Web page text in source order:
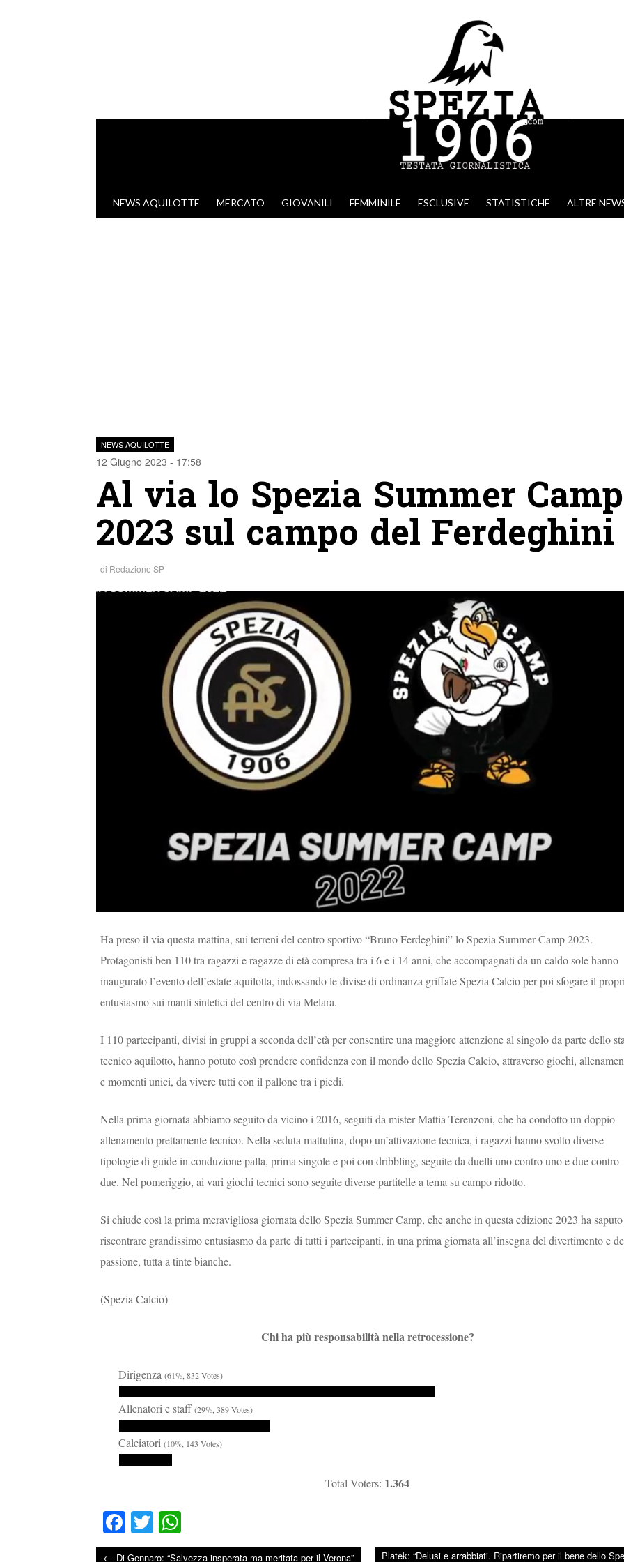
VAI AL CONTENUTO
NEWS AQUILOTTE MERCATO GIOVANILI FEMMINILE ESCLUSIVE STATISTICHE ALTRE
NEWS AQUILOTTE
12 Giugno 2023 - 17:58
Al via lo Spezia Summer Camp
2023 sul campo del Ferdeghini
di Redazione SP
Ha preso il via questa mattina, sui terreni del centro sportivo “Bruno Ferdeghini” lo Spezia Summer Camp 2023.
Protagonisti ben 110 tra ragazzi e ragazze di età compresa tra i 6 e i 14 anni, che accompagnati da un caldo sole hanno
inaugurato l’evento dell’estate aquilotta, indossando le divise di ordinanza griffate Spezia Calcio per poi sfogare il
entusiasmo sui manti sintetici del centro di via Melara.
I 110 partecipanti, divisi in gruppi a seconda dell’età per consentire una maggiore attenzione al singolo da parte dello
tecnico aquilotto, hanno potuto così prendere confidenza con il mondo dello Spezia Calcio, attraverso giochi,
e momenti unici, da vivere tutti con il pallone tra i piedi.
Nella prima giornata abbiamo seguito da vicino i 2016, seguiti da mister Mattia Terenzoni, che ha condotto un doppio
allenamento prettamente tecnico. Nella seduta mattutina, dopo un’attivazione tecnica, i ragazzi hanno svolto diverse
tipologie di guide in conduzione palla, prima singole e poi con dribbling, seguite da duelli uno contro uno e due contro
due. Nel pomeriggio, ai vari giochi tecnici sono seguite diverse partitelle a tema su campo ridotto.
Si chiude così la prima meravigliosa giornata dello Spezia Summer Camp, che anche in questa edizione 2023 ha saputo
riscontrare grandissimo entusiasmo da parte di tutti i partecipanti, in una prima giornata all’insegna del divertimento e
passione, tutta a tinte bianche.
(Spezia Calcio)
Chi ha più responsabilità nella retrocessione?
Dirigenza (61%, 832 Votes)
Allenatori e staff(29%, 389 Votes)
Calciatori (10%, 143 Votes)
Total Voters: 1.364
Fa
ce
T
wiha
← Di Gennaro: “Salvezza insperata ma meritata per il Verona” Platek: “Delusi e arrabbiati. Ripartiremo per il bene dello